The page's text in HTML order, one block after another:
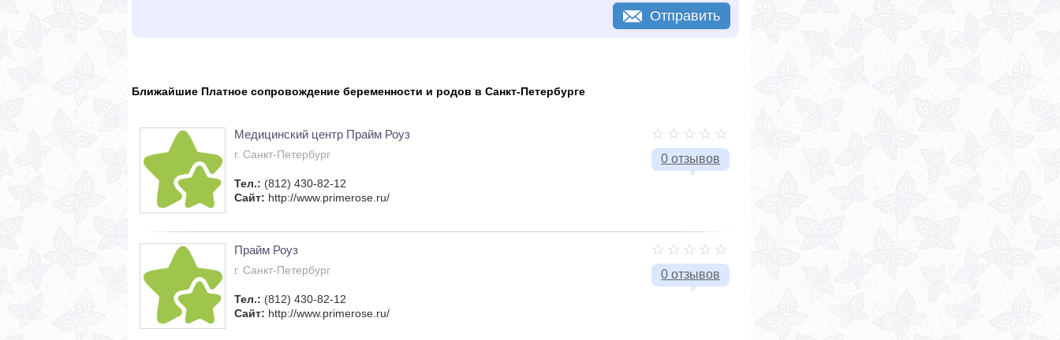
Отправить
Ближайшие Платное сопровождение беременности и родов в Санкт-Петербурге
0 отзывов
Медицинский центр Прайм Роуз
г. Санкт-Петербург
Тел.: (812) 430-82-12
Сайт: http://www.primerose.ru/
0 отзывов
Прайм Роуз
г. Санкт-Петербург
Тел.: (812) 430-82-12
Сайт: http://www.primerose.ru/